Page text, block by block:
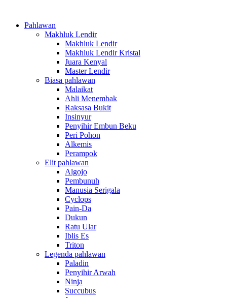
Pahlawan
Makhluk Lendir
Makhluk Lendir
Makhluk Lendir Kristal
Juara Kenyal
Master Lendir
Biasa pahlawan
Malaikat
Ahli Menembak
Raksasa Bukit
Insinyur
Penyihir Embun Beku
Peri Pohon
Alkemis
Perampok
Elit pahlawan
Algojo
Pembunuh
Manusia Serigala
Cyclops
Pain-Da
Dukun
Ratu Ular
Iblis Es
Triton
Legenda pahlawan
Paladin
Penyihir Arwah
Ninja
Succubus